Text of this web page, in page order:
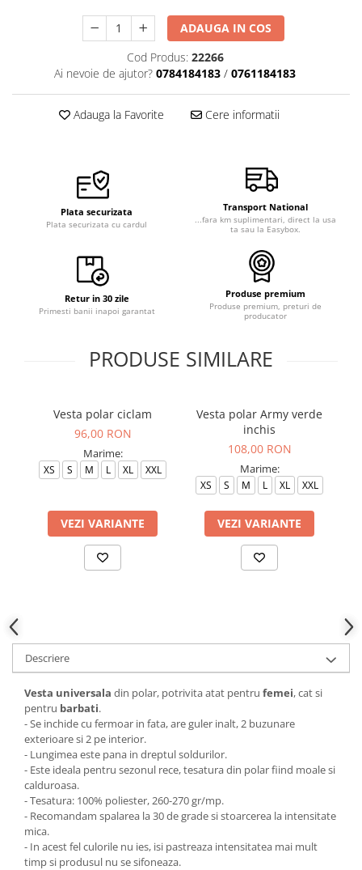
Tricouri de lucru
Saboti medicali
ACCESORII
Noutati
ADAUGA IN COS
Cod Produs: 22266
Ai nevoie de ajutor? 0784184183 / 0761184183
Adauga la Favorite Cere informatii
Plata securizata
Plata securizata cu cardul
Transport National
...fara km suplimentari, direct la usa
ta sau la Easybox.
Retur in 30 zile
Primesti banii inapoi garantat
Produse premium
Produse premium, preturi de
producator
PRODUSE SIMILARE
Vesta polar ciclam
96,00 RON
Marime:
XS S M L XL XXL
VEZI VARIANTE
Vesta polar Army verde
inchis
108,00 RON
Marime:
XS S M L XL XXL
VEZI VARIANTE
Descriere
Vesta universala din polar, potrivita atat pentru femei, cat si
pentru barbati.
- Se inchide cu fermoar in fata, are guler inalt, 2 buzunare
exterioare si 2 pe interior.
- Lungimea este pana in dreptul soldurilor.
- Este ideala pentru sezonul rece, tesatura din polar fiind moale si
calduroasa.
- Tesatura: 100% poliester, 260-270 gr/mp.
- Recomandam spalarea la 30 de grade si stoarcerea la intensitate
mica.
- In acest fel culorile nu ies, isi pastreaza intensitatea mai mult
timp si produsul nu se sifoneaza.